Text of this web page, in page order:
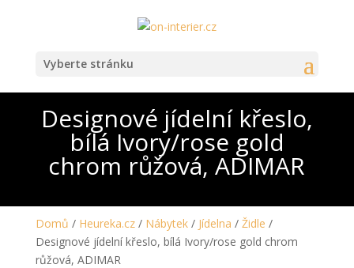
Vyberte stránku
Designové jídelní křeslo,
bílá Ivory/rose gold
chrom růžová, ADIMAR
Domů / Heureka.cz/ Nábytek/ Jídelna / Židle /
Designové jídelní křeslo, bílá Ivory/rose gold chrom
růžová, ADIMAR